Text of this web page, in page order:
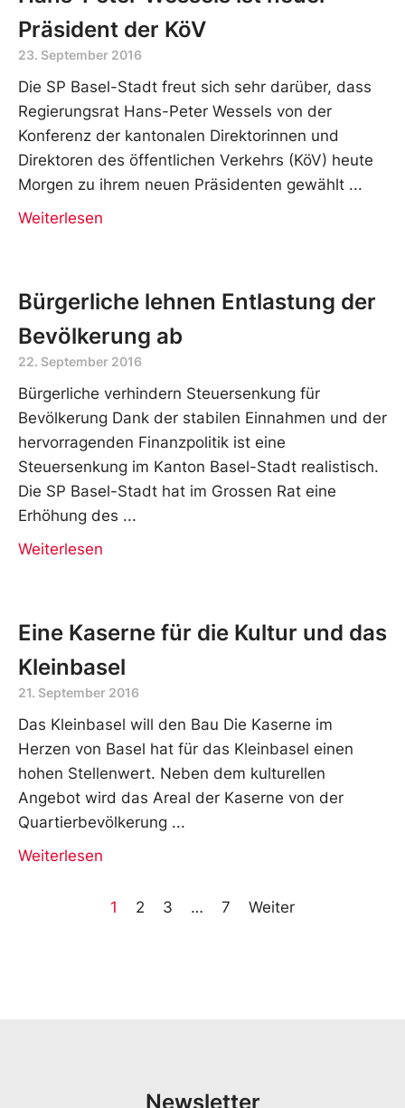
Präsident der KöV
23. September 2016
Die SP Basel-Stadt freut sich sehr darüber, dass
Regierungsrat Hans-Peter Wessels von der
Konferenz der kantonalen Direktorinnen und
Direktoren des öffentlichen Verkehrs (KöV) heute
Morgen zu ihrem neuen Präsidenten gewählt
Weiterlesen
Bürgerliche lehnen Entlastung der
Bevölkerung ab
22. September 2016
Bürgerliche verhindern Steuersenkung für
Bevölkerung Dank der stabilen Einnahmen und der
hervorragenden Finanzpolitik ist eine
Steuersenkung im Kanton Basel-Stadt realistisch.
Die SP Basel-Stadt hat im Grossen Rat eine
Erhöhung des
Weiterlesen
Eine Kaserne für die Kultur und das
Kleinbasel
21. September 2016
Das Kleinbasel will den Bau Die Kaserne im
Herzen von Basel hat für das Kleinbasel einen
hohen Stellenwert. Neben dem kulturellen
Angebot wird das Areal der Kaserne von der
Quartierbevölkerung
Weiterlesen
1 2 3 … 7 Weiter
Newsletter